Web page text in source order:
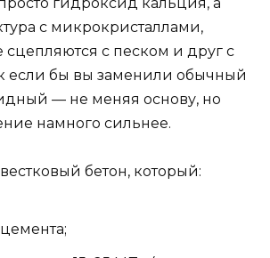
с микрокристаллами,
сцепляются с песком и друг с
если бы вы заменили обычный
— не меняя основу, но
намного сильнее.
бетон, который: